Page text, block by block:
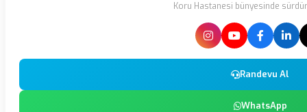
Koru Hastanesi bünyesinde
Randevu Al
WhatsApp